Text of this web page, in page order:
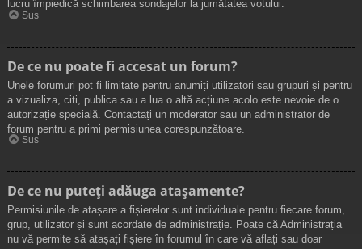
lucru împiedică schimbarea sondajelor la jumătatea votului.
Sus
De ce nu poate fi accesat un forum?
Unele forumuri pot fi limitate pentru anumiți utilizatori sau grupuri și pentru
a vizualiza, citi, publica sau a lua o altă acțiune acolo este nevoie de o
autorizație specială. Contactați un moderator sau un administrator de
forum pentru a primi permisiunea corespunzătoare.
Sus
De ce nu puteți adăuga atașamente?
Permisiunile de atașare a fișierelor sunt individuale pentru fiecare forum,
grup, utilizator și sunt acordate de administrație. Poate că Administrația
nu vă permite să atașați fișiere în forumul în care vă aflați sau doar